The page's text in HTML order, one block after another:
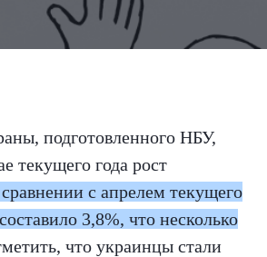
подготовленного НБУ,
текущего года рост
с апрелем текущего
3,8%, что несколько
что украинцы стали